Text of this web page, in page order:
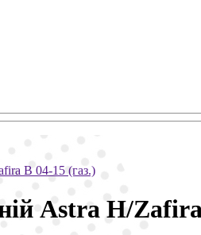
B 04-15 (газ.)
Astra H/